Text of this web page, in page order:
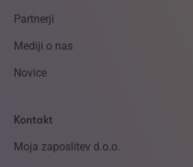
Partnerji
Mediji o nas
Novice
Kontakt
Moja zaposlitev d.o.o.